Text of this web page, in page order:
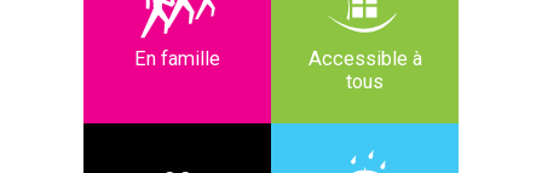
En famille
Accessible à
tous